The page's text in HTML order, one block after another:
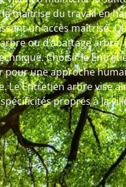
maîtrise du travail en
un accès maîtrisé.
ou d’abattage
Choisir le
pour une approche
Le Entretien arbre vise
propres à la